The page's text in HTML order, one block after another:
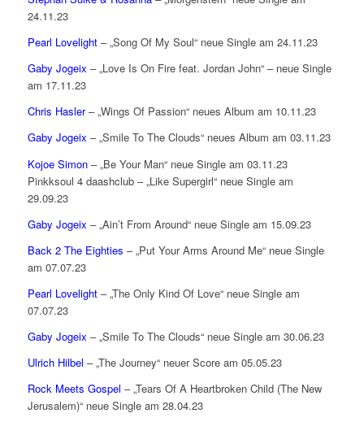
24.11.23
Pearl Lovelight– „Song Of My Soul“ neue Single am 24.11.23
Gaby Jogeix – „Love Is On Fire feat. Jordan John“ – neue Single
am 17.11.23
Chris Hasler– „Wings Of Passion“ neues Album am 10.11.23
Gaby Jogeix – „Smile To The Clouds“ neues Album am 03.11.23
Kojoe Simon– „Be Your Man“ neue Single am 03.11.23
Pinkksoul 4 daashclub – „Like Supergirl“ neue Single am
29.09.23
Gaby Jogeix – „Ain’t From Around“ neue Single am 15.09.23
Back 2 The Eighties – „Put Your Arms Around Me“ neue Single
am 07.07.23
Pearl Lovelight– „The Only Kind Of Love“ neue Single am
07.07.23
Gaby Jogeix – „Smile To The Clouds“ neue Single am 30.06.23
Ulrich Hilbel – „The Journey“ neuer Score am 05.05.23
Rock Meets Gospel – „Tears Of A Heartbroken Child (The New
Jerusalem)“ neue Single am 28.04.23